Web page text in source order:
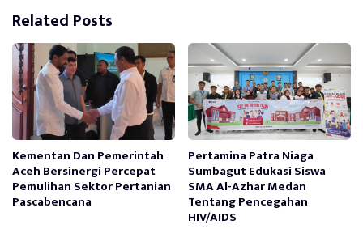
Related Posts
Kementan Dan Pemerintah
Aceh Bersinergi Percepat
Pemulihan Sektor Pertanian
Pascabencana
Pertamina Patra Niaga
Sumbagut Edukasi Siswa
SMA Al-Azhar Medan
Tentang Pencegahan
HIV/AIDS